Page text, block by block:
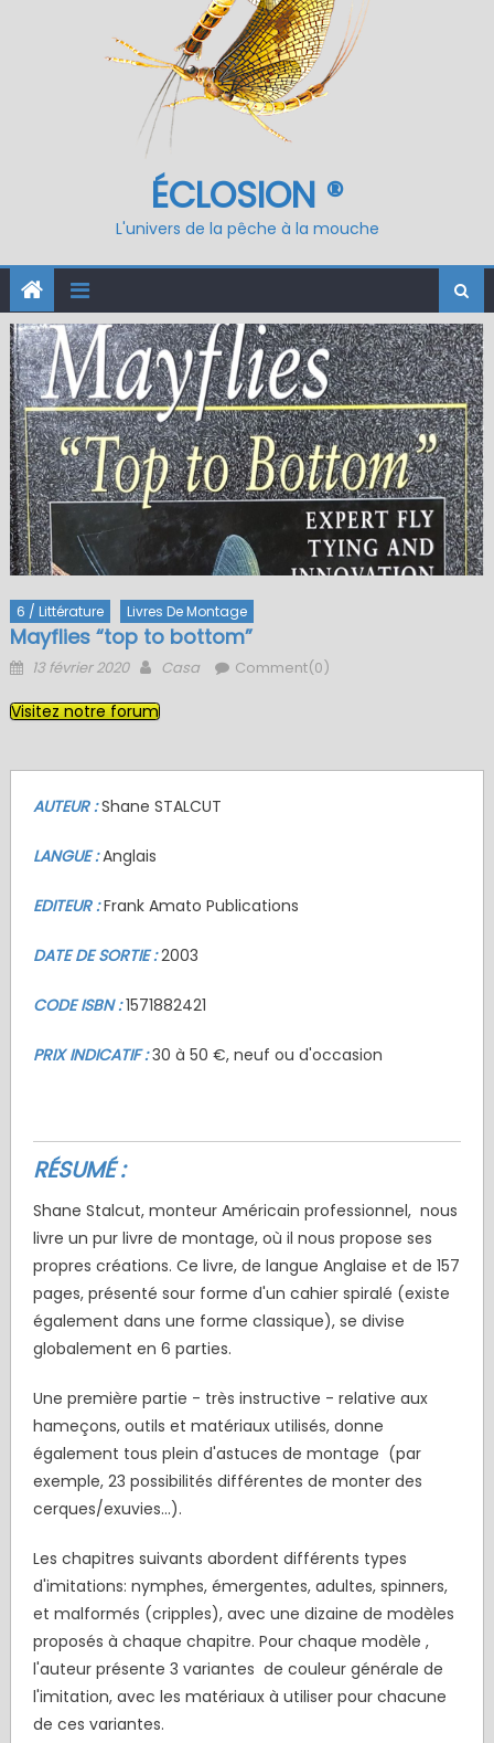
ÉCLOSION ®
L'univers de la pêche à la mouche
6 / Littérature Livres De Montage
Mayflies “top to bottom”
Posted
13 février 2020 Author
Casa Comment(0)
Visitez notre forum
AUTEUR :Shane STALCUT
LANGUE :Anglais
EDITEUR :Frank Amato Publications
DATE DE SORTIE :2003
CODE ISBN :1571882421
PRIX INDICATIF :30 à 50 €, neuf ou d'occasion
RÉSUMÉ :
Shane Stalcut, monteur Américain professionnel, nous
livre un pur livre de montage, où il nous propose ses
propres créations. Ce livre, de langue Anglaise et de 157
pages, présenté sour forme d'un cahier spiralé (existe
également dans une forme classique), se divise
globalement en 6 parties.
Une première partie - très instructive - relative aux
hameçons, outils et matériaux utilisés, donne
également tous plein d'astuces de montage (par
exemple, 23 possibilités différentes de monter des
cerques/exuvies...).
Les chapitres suivants abordent différents types
d'imitations: nymphes, émergentes, adultes, spinners,
et malformés (cripples), avec une dizaine de modèles
proposés à chaque chapitre. Pour chaque modèle ,
l'auteur présente 3 variantes de couleur générale de
l'imitation, avec les matériaux à utiliser pour chacune
de ces variantes.